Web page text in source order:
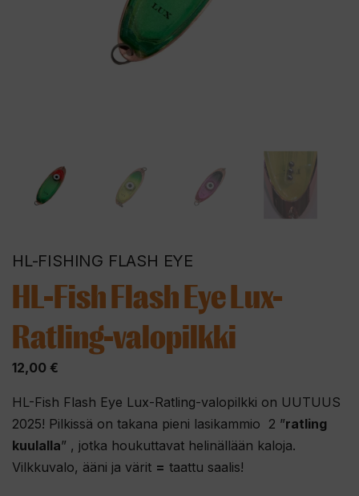
HL-FISHING FLASH EYE
HL-Fish Flash Eye Lux-
Ratling-valopilkki
12,00 €
HL-Fish Flash Eye Lux-Ratling-valopilkki on UUTUUS
2025! Pilkissä on takana pieni lasikammio 2 ”ratling
kuulalla” , jotka houkuttavat helinällään kaloja.
Vilkkuvalo, ääni ja värit = taattu saalis!